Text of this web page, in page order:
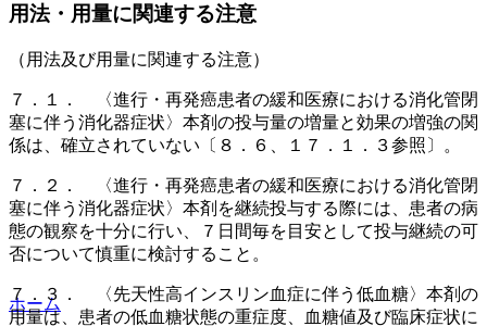
用法・用量に関連する注意
（用法及び用量に関連する注意）
７．１． 〈進行・再発癌患者の緩和医療における消化管閉
塞に伴う消化器症状〉本剤の投与量の増量と効果の増強の関
係は、確立されていない〔８．６、１７．１．３参照〕。
７．２． 〈進行・再発癌患者の緩和医療における消化管閉
塞に伴う消化器症状〉本剤を継続投与する際には、患者の病
態の観察を十分に行い、７日間毎を目安として投与継続の可
否について慎重に検討すること。
７．３． 〈先天性高インスリン血症に伴う低血糖〉本剤の
用量は、患者の低血糖状態の重症度、血糖値及び臨床症状に
ホーム